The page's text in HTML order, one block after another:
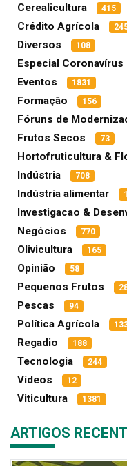
Cerealicultura 415
Crédito Agrícola
Diversos 108
Especial Coronavírus
Eventos 1831
Formação 156
Fóruns de
Frutos Secos 73
Hortofruticultura &
Indústria 708
Indústria alimentar
Investigacao &
Negócios 770
Olivicultura 165
Opinião 58
Pequenos Frutos
Pescas 94
Política Agrícola
Regadio 188
Tecnologia 244
Vídeos 12
Viticultura 1381
ARTIGOS